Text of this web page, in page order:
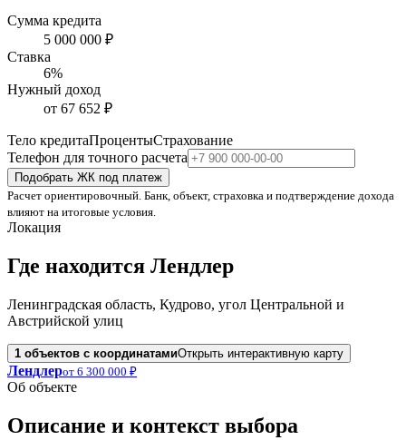
Сумма кредита
5 000 000 ₽
Ставка
6%
Нужный доход
от 67 652 ₽
Тело кредитаПроцентыСтрахование
Телефон для точного расчета
Подобрать ЖК под платеж
Расчет ориентировочный. Банк, объект, страховка и подтверждение дохода
влияют на итоговые условия.
Локация
Где находится Лендлер
Ленинградская область, Кудрово, угол Центральной и
Австрийской улиц
1 объектов с координатамиОткрыть интерактивную карту
Лендлерот 6 300 000 ₽
Об объекте
Описание и контекст выбора